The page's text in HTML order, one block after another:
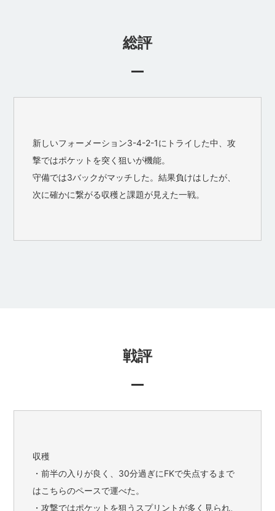
総評
新しいフォーメーション3-4-2-1にトライした中、攻
撃ではポケットを突く狙いが機能。
守備では3バックがマッチした。結果負けはしたが、
次に確かに繋がる収穫と課題が見えた一戦。
戦評
収穫
・前半の入りが良く、30分過ぎにFKで失点するまで
はこちらのペースで運べた。
・攻撃ではポケットを狙うスプリントが多く見られ、